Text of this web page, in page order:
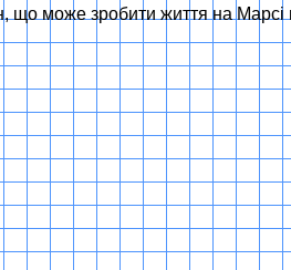
що може зробити життя на